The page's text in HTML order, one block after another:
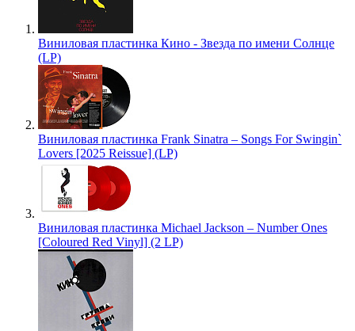
Виниловая пластинка Кино - Звезда по имени Солнце
(LP)
Виниловая пластинка Frank Sinatra – Songs For Swingin`
Lovers [2025 Reissue] (LP)
Виниловая пластинка Michael Jackson – Number Ones
[Coloured Red Vinyl] (2 LP)